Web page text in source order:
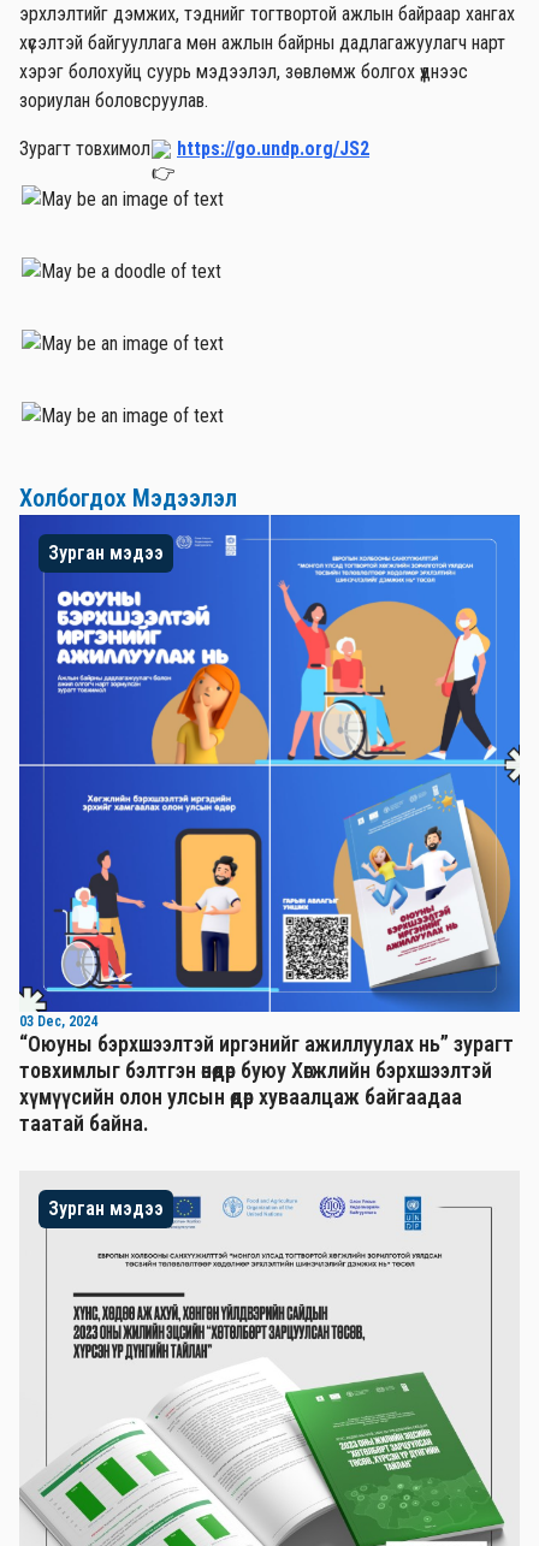
эрхлэлтийг дэмжих, тэднийг тогтвортой ажлын байраар хангах
хүсэлтэй байгууллага мөн ажлын байрны дадлагажуулагч нарт
хэрэг болохуйц суурь мэдээлэл, зөвлөмж болгох үүднээс
зориулан боловсруулав.
Зурагт товхимол https://go.undp.org/JS2
Холбогдох Мэдээлэл
Зурган мэдээ
03 Dec, 2024
“Оюуны бэрхшээлтэй иргэнийг ажиллуулах нь” зурагт
товхимлыг бэлтгэн өнөөдөр буюу Хөгжлийн бэрхшээлтэй
хүмүүсийн олон улсын өдөр хуваалцаж байгаадаа
таатай байна.
Зурган мэдээ